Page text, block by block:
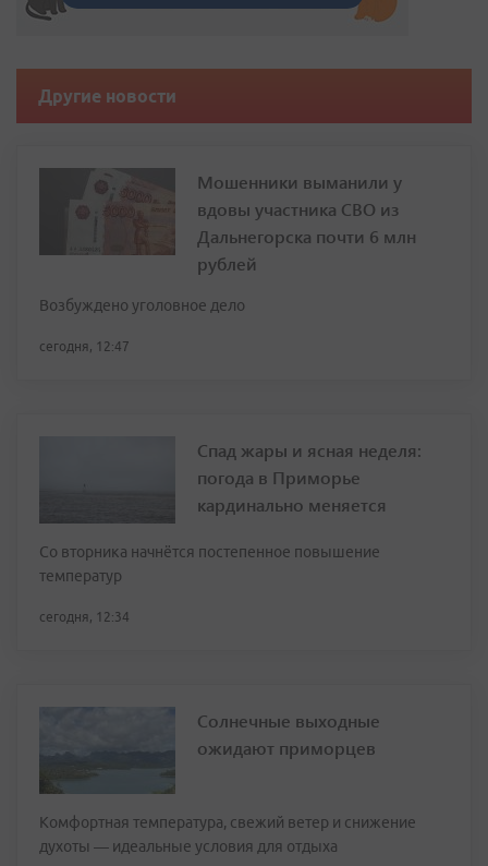
Другие новости
Мошенники выманили у
вдовы участника СВО из
Дальнегорска почти 6 млн
рублей
Возбуждено уголовное дело
сегодня, 12:47
Спад жары и ясная неделя:
погода в Приморье
кардинально меняется
Со вторника начнётся постепенное повышение
температур
сегодня, 12:34
Солнечные выходные
ожидают приморцев
Комфортная температура, свежий ветер и снижение
духоты — идеальные условия для отдыха